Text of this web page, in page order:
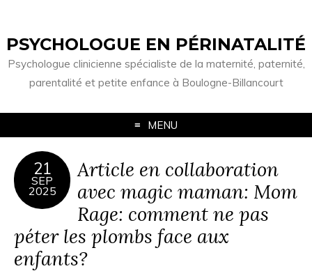
PSYCHOLOGUE EN PÉRINATALITÉ
Psychologue clinicienne spécialiste de la maternité, paternité,
parentalité et petite enfance à Boulogne-Billancourt
MENU
21
SEP
2025
Article en collaboration
avec magic maman: Mom
Rage: comment ne pas
péter les plombs face aux
enfants?